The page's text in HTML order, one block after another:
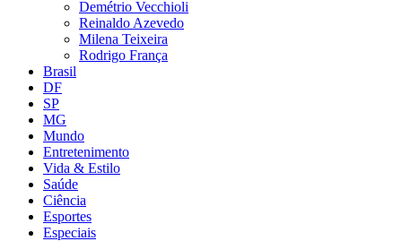
Demétrio Vecchioli
Reinaldo Azevedo
Milena Teixeira
Rodrigo França
Brasil
DF
SP
MG
Mundo
Entretenimento
Vida & Estilo
Saúde
Ciência
Esportes
Especiais